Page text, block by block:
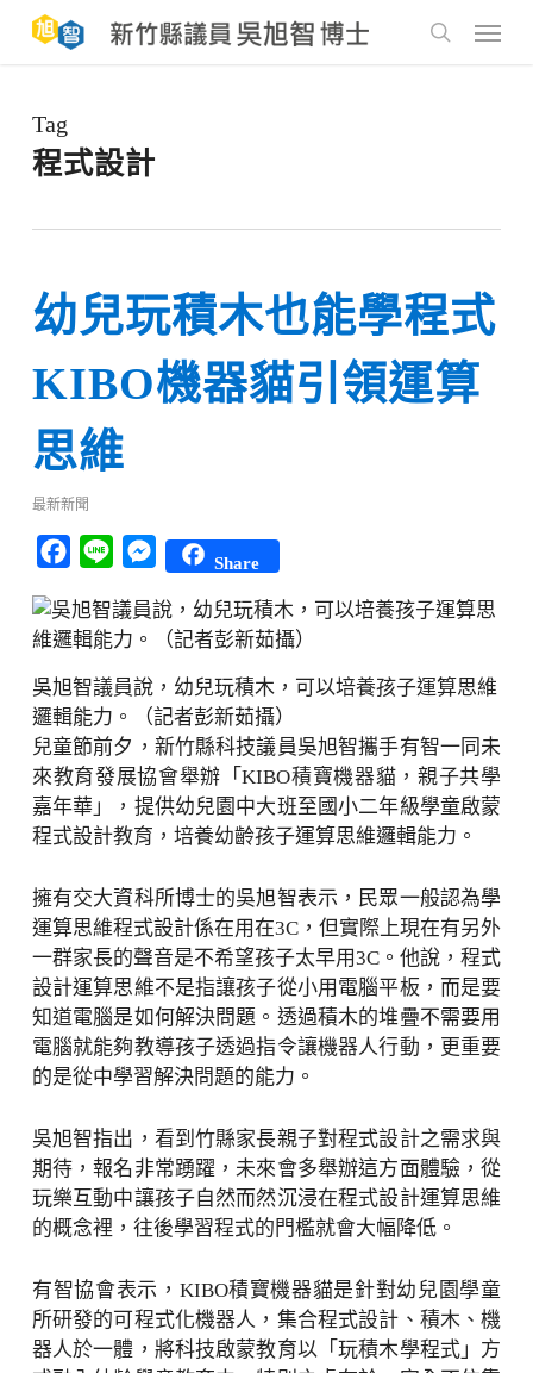
main
Menu
Tag
程式設計
幼兒玩積木也能學程式
KIBO機器貓引領運算
思維
最新新聞
Facebook
Line Messenger
Share
吳旭智議員說，幼兒玩積木，可以培養孩子運算思維
邏輯能力。（記者彭新茹攝）
兒童節前夕，新竹縣科技議員吳旭智攜手有智一同未
來教育發展協會舉辦「KIBO積寶機器貓，親子共學
嘉年華」，提供幼兒園中大班至國小二年級學童啟蒙
程式設計教育，培養幼齡孩子運算思維邏輯能力。
擁有交大資科所博士的吳旭智表示，民眾一般認為學
運算思維程式設計係在用在3C，但實際上現在有另外
一群家長的聲音是不希望孩子太早用3C。他說，程式
設計運算思維不是指讓孩子從小用電腦平板，而是要
知道電腦是如何解決問題。透過積木的堆疊不需要用
電腦就能夠教導孩子透過指令讓機器人行動，更重要
的是從中學習解決問題的能力。
吳旭智指出，看到竹縣家長親子對程式設計之需求與
期待，報名非常踴躍，未來會多舉辦這方面體驗，從
玩樂互動中讓孩子自然而然沉浸在程式設計運算思維
的概念裡，往後學習程式的門檻就會大幅降低。
有智協會表示，KIBO積寶機器貓是針對幼兒園學童
所研發的可程式化機器人，集合程式設計、積木、機
器人於一體，將科技啟蒙教育以「玩積木學程式」方